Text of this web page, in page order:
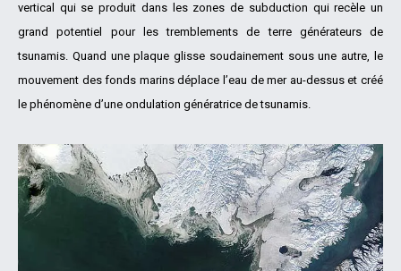
vertical qui se produit dans les zones de subduction qui recèle un
grand potentiel pour les tremblements de terre générateurs de
tsunamis. Quand une plaque glisse soudainement sous une autre, le
mouvement des fonds marins déplace l’eau de mer au-dessus et créé
le phénomène d’une ondulation génératrice de tsunamis.